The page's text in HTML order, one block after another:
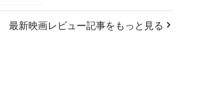
最新映画レビュー記事をもっと見る